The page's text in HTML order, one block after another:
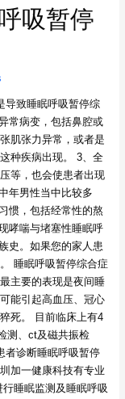
吸暂停
导致睡眠呼吸暂停综
常病变，包括鼻腔或
肌张力异常，或者是
种疾病出现。 3、全
等，也会使患者出现
年男性当中比较多
惯，包括经常性的熬
哮喘与堵塞性睡眠呼
史。如果您的家人患
睡眠呼吸暂停综合症
主要的表现是夜间睡
能引起高血压、冠心
死。 目前临床上有4
测、ct及磁共振检
者诊断睡眠呼吸暂停
加一健康科技有专业
睡眠监测及睡眠呼吸